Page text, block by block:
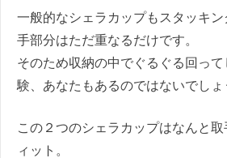
一般的なシェラカップもスタッキ
手部分はただ重なるだけです。
そのため収納の中でぐるぐる回っ
験、あなたもあるのではないでしょ
この２つのシェラカップはなんと
ィット。